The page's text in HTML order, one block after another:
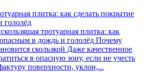
тротуарная плитка: как
в дождь и гололёд Почему
скользкой Даже качественное
в опасную зону, если не учесть
поверхности, уклон,...